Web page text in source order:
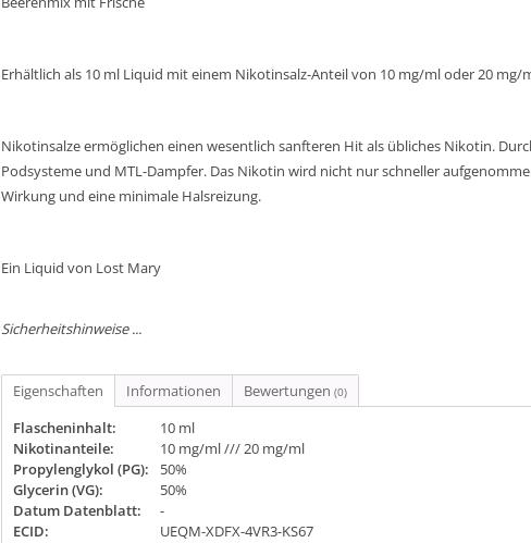
Erhältlich als 10 ml Liquid mit einem Nikotinsalz-Anteil von 10 mg/ml oder 20 mg/
Nikotinsalze ermöglichen einen wesentlich sanfteren Hit als übliches Nikotin.
Podsysteme und MTL-Dampfer. Das Nikotin wird nicht nur schneller
Wirkung und eine minimale Halsreizung.
Ein Liquid von Lost Mary
Sicherheitshinweise ...
Eigenschaften Informationen Bewertungen (0)
Flascheninhalt:
10 ml
Nikotinanteile:
10 mg/ml /// 20 mg/ml
Propylenglykol (PG):
50%
Glycerin (VG):
50%
Datum Datenblatt:
-
ECID:
UEQM-XDFX-4VR3-KS67